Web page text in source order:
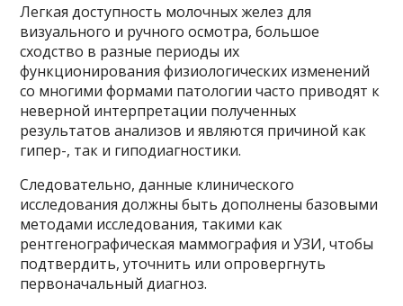
Легкая доступность молочных желез для
визуального и ручного осмотра, большое
сходство в разные периоды их
функционирования физиологических изменений
со многими формами патологии часто приводят к
неверной интерпретации полученных
результатов анализов и являются причиной как
гипер-, так и гиподиагностики.
Следовательно, данные клинического
исследования должны быть дополнены базовыми
методами исследования, такими как
рентгенографическая маммография и УЗИ, чтобы
подтвердить, уточнить или опровергнуть
первоначальный диагноз.